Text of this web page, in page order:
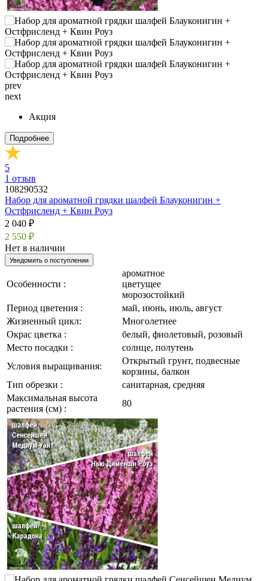
prev
next
Акция
Подробнее
5
1 отзыв
108290532
Набор для ароматной грядки шалфей Блауконигин +
Остфрисленд + Квин Роуз
2 040 ₽
2 550 ₽
Нет в наличии
Уведомить о поступлении
Особенности :
ароматное
цветущее
морозостойкий
Период цветения :
май, июнь, июль, август
Жизненный цикл:
Многолетнее
Окрас цветка :
белый, фиолетовый, розовый
Место посадки :
солнце, полутень
Условия выращивания:
Открытый грунт, подвесные
корзины, балкон
Тип обрезки :
санитарная, средняя
Максимальная высота
растения (см) :
80